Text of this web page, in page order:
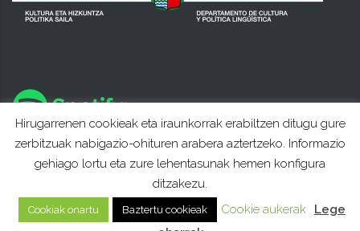
Hirugarrenen cookieak eta iraunkorrak erabiltzen ditugu gure
zerbitzuak nabigazio-ohituren arabera aztertzeko. Informazio
gehiago lortu eta zure lehentasunak hemen konfigura
ditzakezu.
Cookiak onartu Baztertu cookieak Cookie aukerak
Lege